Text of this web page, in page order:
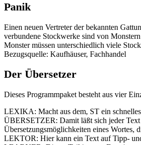
Panik
Einen neuen Vertreter der bekannten
verbundene Stockwerke sind von
Monster müssen unterschiedlich viele
Bezugsquelle: Kaufhäuser, Fachhandel
Der Übersetzer
Dieses Programmpaket besteht aus vier
LEXIKA: Macht aus dem, ST ein
ÜBERSETZER: Damit läßt sich jeder Text
Übersetzungsmöglichkeiten eines Wortes,
LEKTOR: Hier kann ein Text auf Tipp-